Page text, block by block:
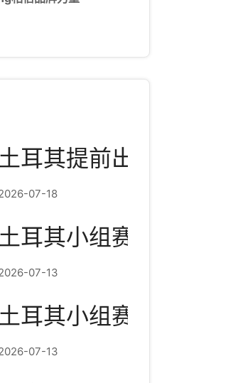
耳其提前出局，居
07-18
耳其小组赛结束：3
07-13
耳其小组赛结束：3
07-13